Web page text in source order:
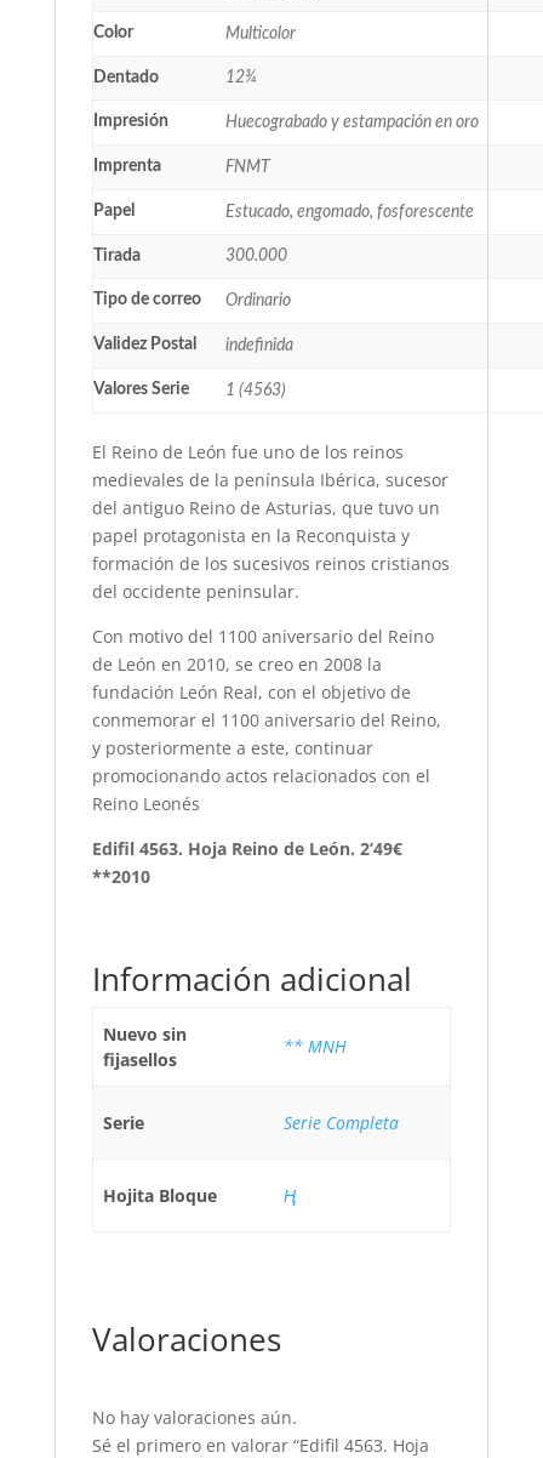
Color Multicolor
Dentado 12¾
Impresión Huecograbado y estampación en oro
Imprenta FNMT
Papel Estucado, engomado, fosforescente
Tirada 300.000
Tipo de correo Ordinario
Validez Postal indefinida
Valores Serie 1 (4563)
El Reino de León fue uno de los reinos
medievales de la península Ibérica, sucesor
del antiguo Reino de Asturias, que tuvo un
papel protagonista en la Reconquista y
formación de los sucesivos reinos cristianos
del occidente peninsular.
Con motivo del 1100 aniversario del Reino
de León en 2010, se creo en 2008 la
fundación León Real, con el objetivo de
conmemorar el 1100 aniversario del Reino,
y posteriormente a este, continuar
promocionando actos relacionados con el
Reino Leonés
Edifil 4563. Hoja Reino de León. 2’49€
**2010
Información adicional
Nuevo sin
fijasellos
** MNH
Serie Serie Completa
Hojita Bloque Ң
Valoraciones
No hay valoraciones aún.
Sé el primero en valorar “Edifil 4563. Hoja